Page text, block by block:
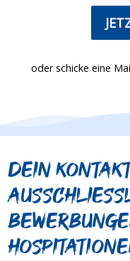
oder schicke eine
Dein